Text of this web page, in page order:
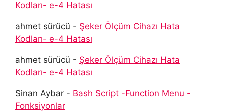
Kodları- e-4 Hatası
ahmet sürücü - Şeker Ölçüm Cihazı Hata
Kodları- e-4 Hatası
ahmet sürücü - Şeker Ölçüm Cihazı Hata
Kodları- e-4 Hatası
Sinan Aybar - Bash Script -Function Menu -
Fonksiyonlar